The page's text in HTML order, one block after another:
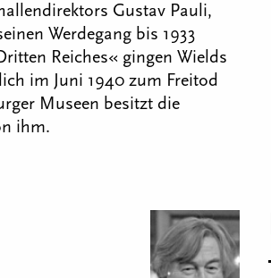
Gustav Pauli,
Werdegang bis 1933
Reiches« gingen Wields
im Juni 1940 zum Freitod
Museen besitzt die
ihm.